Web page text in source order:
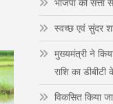
n
स्वच्छ एवं सुंदर
मुख्यमंत्री ने
राशि का
विकसित किया